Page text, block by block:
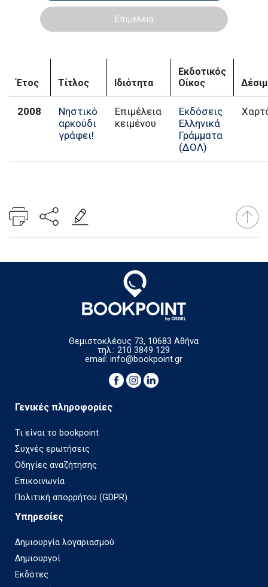
Επιμέλεια
Έτος Τίτλος Ιδιότητα
Εκδοτικός
Οίκος
2008
Νηστικό
αρκούδι
γράφει!
Επιμέλεια
κειμένου
Εκδόσεις
Ελληνικά
Γράμματα
(ΔΟΛ)
Θεμιστοκλέους 73, 10683 Αθήνα
τηλ.: 210 3849 129
email:info@bookpoint.gr
Γενικές πληροφορίες
Τι είναι το bookpoint
Συχνές ερωτήσεις
Οδηγίες αναζήτησης
Επικοινωνία
Πολιτική απορρήτου (GDPR)
Υπηρεσίες
Δημιουργία λογαριασμού
Δημιουργοί
Εκδότες